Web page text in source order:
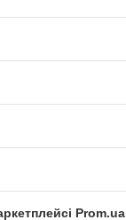
Prom.ua